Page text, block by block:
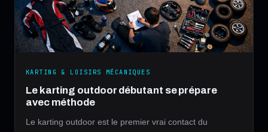
KARTING & LOISIRS MÉCANIQUES
Le karting outdoor débutant se prépare
avec méthode
Le karting outdoor est le premier vrai contact du